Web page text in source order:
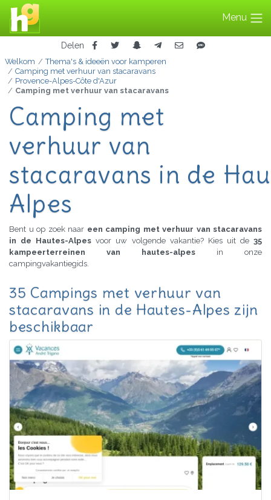
Menu
Delen
Welkom
Thema's & ideeën voor kamperen
Camping met verhuur van stacaravans
Provence-Alpes-Côte d'Azur
Camping met verhuur van stacaravans
Camping met
verhuur van
stacaravans in de
Alpes
Bent u op zoek naar een camping met verhuur van stacaravans
in de Hautes-Alpesvoor uw volgende vakantie? Kies uit de35
kampeerterreinen van hautes-alpes in onze
campingvakantiegids.
35 Campings met verhuur van
stacaravans in de Hautes-Alpes zijn
beschikbaar